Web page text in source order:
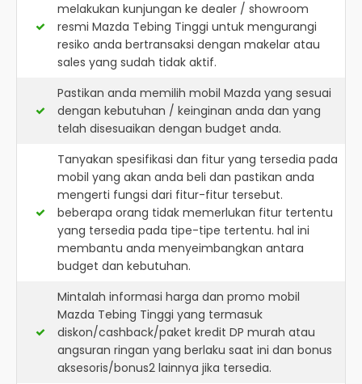
melakukan kunjungan ke dealer / showroom
resmi Mazda Tebing Tinggi untuk mengurangi
resiko anda bertransaksi dengan makelar atau
sales yang sudah tidak aktif.
Pastikan anda memilih mobil Mazda yang sesuai
dengan kebutuhan / keinginan anda dan yang
telah disesuaikan dengan budget anda.
Tanyakan spesifikasi dan fitur yang tersedia pada
mobil yang akan anda beli dan pastikan anda
mengerti fungsi dari fitur-fitur tersebut.
beberapa orang tidak memerlukan fitur tertentu
yang tersedia pada tipe-tipe tertentu. hal ini
membantu anda menyeimbangkan antara
budget dan kebutuhan.
Mintalah informasi harga dan promo mobil
Mazda Tebing Tinggi yang termasuk
diskon/cashback/paket kredit DP murah atau
angsuran ringan yang berlaku saat ini dan bonus
aksesoris/bonus2 lainnya jika tersedia.